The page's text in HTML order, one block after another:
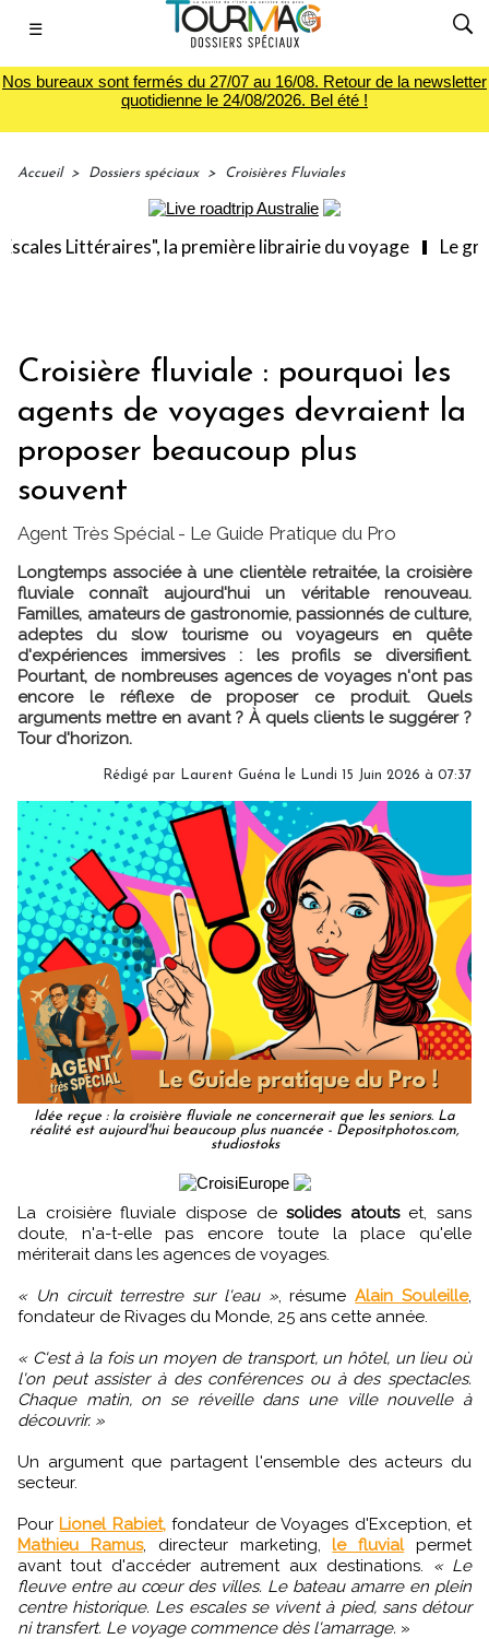
☰
Nos bureaux sont fermés du 27/07 au 16/08. Retour de la newsletter
quotidienne le 24/08/2026. Bel été !
Accueil > Dossiers spéciaux > Croisières Fluviales
Littéraires", la première librairie du voyage Le groupe
Croisière fluviale : pourquoi les
agents de voyages devraient la
proposer beaucoup plus
souvent
Agent Très Spécial - Le Guide Pratique du Pro
Longtemps associée à une clientèle retraitée, la croisière
fluviale connaît aujourd'hui un véritable renouveau.
Familles, amateurs de gastronomie, passionnés de culture,
adeptes du slow tourisme ou voyageurs en quête
d'expériences immersives : les profils se diversifient.
Pourtant, de nombreuses agences de voyages n'ont pas
encore le réflexe de proposer ce produit. Quels
arguments mettre en avant ? À quels clients le suggérer ?
Tour d'horizon.
Rédigé par Laurent Guéna le Lundi 15 Juin 2026 à 07:37
Idée reçue : la croisière fluviale ne concernerait que les seniors. La
réalité est aujourd'hui beaucoup plus nuancée - Depositphotos.com,
studiostoks
La croisière fluviale dispose desolides atoutset, sans
doute, n'a-t-elle pas encore toute la place qu'elle
mériterait dans les agences de voyages.
« Un circuit terrestre sur l'eau », résumeAlain Souleille,
fondateur de Rivages du Monde, 25 ans cette année.
« C'est à la fois un moyen de transport, un hôtel, un lieu où
l'on peut assister à des conférences ou à des spectacles.
Chaque matin, on se réveille dans une ville nouvelle à
découvrir. »
Un argument que partagent l'ensemble des acteurs du
secteur.
Pour Lionel Rabiet,fondateur de Voyages d'Exception, et
Mathieu Ramus, directeur marketing,le fluvialpermet
avant tout d'accéder autrement aux destinations. « Le
fleuve entre au cœur des villes. Le bateau amarre en plein
centre historique. Les escales se vivent à pied, sans détour
ni transfert. Le voyage commence dès l'amarrage. »